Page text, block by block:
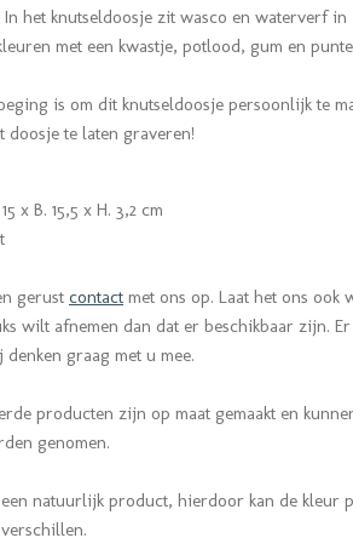
In het knutseldoosje zit wasco en waterverf in
met een kwastje, potlood, gum en
is om dit knutseldoosje persoonlijk te
doosje te laten graveren!
x B. 15,5 x H. 3,2 cm
gerust contact met ons op. Laat het ons ook
wilt afnemen dan dat er beschikbaar zijn.
graag met u mee.
producten zijn op maat gemaakt en
genomen.
natuurlijk product, hierdoor kan de kleur